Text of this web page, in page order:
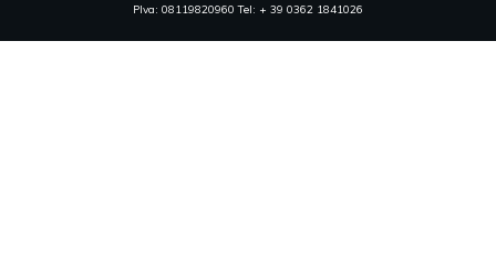
PIva: 08119820960 Tel: + 39 0362 1841026